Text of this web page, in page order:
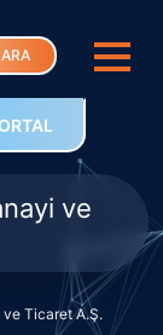
ARA
ve
Ticaret A.Ş.